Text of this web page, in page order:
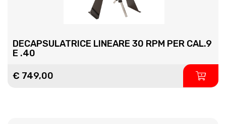
DECAPSULATRICE LINEARE 30 RPM PER CAL.9
E .40
€ 749,00